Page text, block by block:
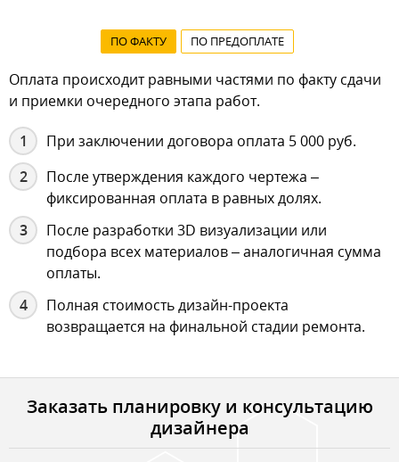
ПО ФАКТУ ПО ПРЕДОПЛАТЕ
Оплата происходит равными частями по факту сдачи
и приемки очередного этапа работ.
При заключении договора оплата 5 000 руб.
После утверждения каждого чертежа –
фиксированная оплата в равных долях.
После разработки 3D визуализации или
подбора всех материалов – аналогичная сумма
оплаты.
Полная стоимость дизайн-проекта
возвращается на финальной стадии ремонта.
Заказать планировку и консультацию
дизайнера